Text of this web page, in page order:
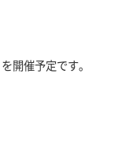
を開催予定です。